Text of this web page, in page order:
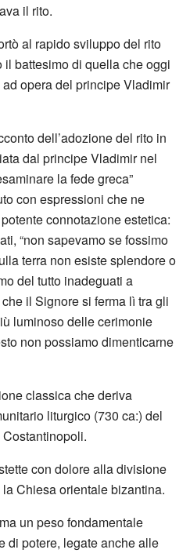
il rito.
al rapido sviluppo del rito
battesimo di quella che oggi
opera del principe Vladimir
dell’adozione del rito in
dal principe Vladimir nel
la fede greca”
con espressioni che ne
connotazione estetica:
“non sapevamo se fossimo
terra non esiste splendore o
del tutto inadeguati a
il Signore si ferma lì tra gli
luminoso delle cerimonie
non possiamo dimenticarne
classica che deriva
liturgico (730 ca:) del
con dolore alla divisione
Chiesa orientale bizantina.
un peso fondamentale
di potere, legate anche alle